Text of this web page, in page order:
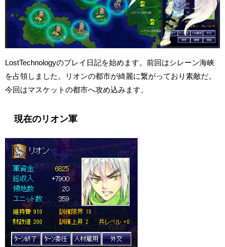
LostTechnologyのプレイ日記を始めます。前回はシレーン海峡
を占領しました。リオンの都市が綺麗に繋がっており素敵だ。
今回はマスケットの都市へ攻め込みます。
現在のリオン軍